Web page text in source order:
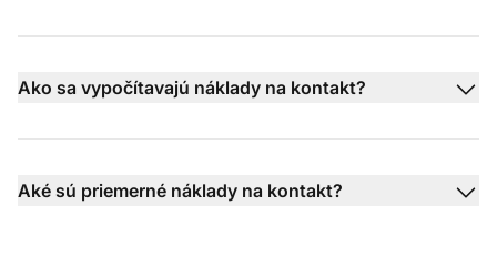
Ako sa vypočítavajú náklady na kontakt?
Aké sú priemerné náklady na kontakt?